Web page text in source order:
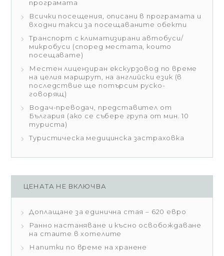
програмата
Всички посещения, описани в програмата и
входни такси за посещаваните обекти
Транспорт с климатизирани автобуси/
микробуси (според местата, които
посещавате)
Местен лицензиран екскурзовод по време
на целия маршрут, на английски език (в
последствие ще потърсим руско-
говорящ)
Водач-преводач, представител от
България (ако се събере група от мин. 10
туриста)
Туристическа медицинска застраховка
ЦЕНАТА НЕ ВКЛЮЧВА
Доплащане за единична стая – 620 евро
Ранно настаняване и късно освобождаване
на стаите в хотелите
Напитки по време на хранене